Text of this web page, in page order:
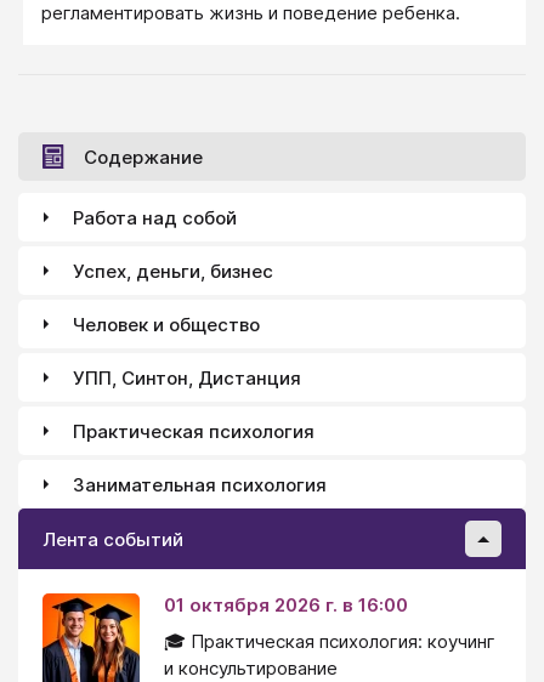
регламентировать жизнь и поведение ребенка.
Содержание
Работа над собой
Успех, деньги, бизнес
Человек и общество
УПП, Синтон, Дистанция
Практическая психология
Занимательная психология
Лента событий
01 октября 2026 г. в 16:00
🎓 Практическая психология: коучинг
и консультирование